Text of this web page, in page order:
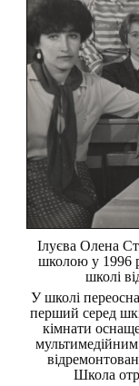
Ілуєва Олена
школою у 1996
школі
У школі
перший серед
кімнати
Школа